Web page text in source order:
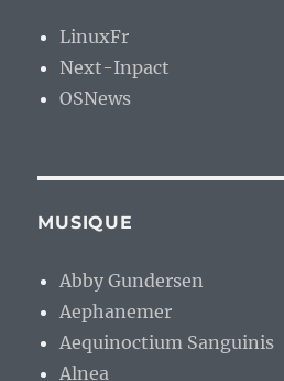
LinuxFr
Next-Inpact
OSNews
MUSIQUE
Abby Gundersen
Aephanemer
Aequinoctium Sanguinis
Alnea